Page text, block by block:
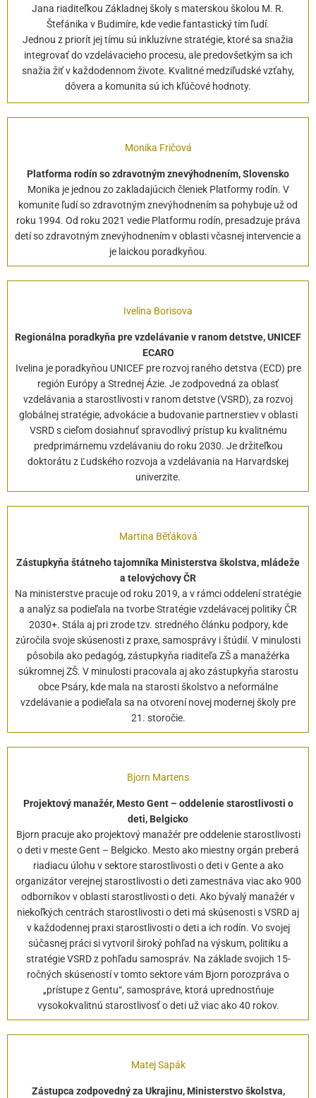
Jana riaditeľkou Základnej školy s materskou školou M. R.
Štefánika v Budimíre, kde vedie fantastický tím ľudí.
Jednou z priorít jej tímu sú inkluzívne stratégie, ktoré sa snažia
integrovať do vzdelávacieho procesu, ale predovšetkým sa ich
snažia žiť v každodennom živote. Kvalitné medziľudské vzťahy,
dôvera a komunita sú ich kľúčové hodnoty.
Monika Fričová
Platforma rodín so zdravotným znevýhodnením, Slovensko
Monika je jednou zo zakladajúcich členiek Platformy rodín. V
komunite ľudí so zdravotným znevýhodnením sa pohybuje už od
roku 1994. Od roku 2021 vedie Platformu rodín, presadzuje práva
detí so zdravotným znevýhodnením v oblasti včasnej intervencie a
je laickou poradkyňou.
Ivelina Borisova
Regionálna poradkyňa pre vzdelávanie v ranom detstve, UNICEF
ECARO
Ivelina je poradkyňou UNICEF pre rozvoj raného detstva (ECD) pre
región Európy a Strednej Ázie. Je zodpovedná za oblasť
vzdelávania a starostlivosti v ranom detstve (VSRD), za rozvoj
globálnej stratégie, advokácie a budovanie partnerstiev v oblasti
VSRD s cieľom dosiahnuť spravodlivý prístup ku kvalitnému
predprimárnemu vzdelávaniu do roku 2030. Je držiteľkou
doktorátu z Ľudského rozvoja a vzdelávania na Harvardskej
univerzite.
Martina Běťáková
Zástupkyňa štátneho tajomníka Ministerstva školstva, mládeže
a telovýchovy ČR
Na ministerstve pracuje od roku 2019, a v rámci oddelení stratégie
a analýz sa podieľala na tvorbe Stratégie vzdelávacej politiky ČR
2030+. Stála aj pri zrode tzv. stredného článku podpory, kde
zúročila svoje skúsenosti z praxe, samosprávy i štúdií. V minulosti
pôsobila ako pedagóg, zástupkyňa riaditeľa ZŠ a manažérka
súkromnej ZŠ. V minulosti pracovala aj ako zástupkyňa starostu
obce Psáry, kde mala na starosti školstvo a neformálne
vzdelávanie a podieľala sa na otvorení novej modernej školy pre
21. storočie.
Bjorn Martens
Projektový manažér, Mesto Gent – oddelenie starostlivosti o
deti, Belgicko
Bjorn pracuje ako projektový manažér pre oddelenie starostlivosti
o deti v meste Gent – ​​Belgicko. Mesto ako miestny orgán preberá
riadiacu úlohu v sektore starostlivosti o deti v Gente a ako
organizátor verejnej starostlivosti o deti zamestnáva viac ako 900
odborníkov v oblasti starostlivosti o deti. Ako bývalý manažér v
niekoľkých centrách starostlivosti o deti má skúsenosti s VSRD aj
v každodennej praxi starostlivosti o deti a ich rodín. Vo svojej
súčasnej práci si vytvoril široký pohľad na výskum, politiku a
stratégie VSRD z pohľadu samospráv. Na základe svojich 15-
ročných skúseností v tomto sektore vám Bjorn porozpráva o
„prístupe z Gentu“, samospráve, ktorá uprednostňuje
vysokokvalitnú starostlivosť o deti už viac ako 40 rokov.
Matej Sapák
Zástupca zodpovedný za Ukrajinu, Ministerstvo školstva,